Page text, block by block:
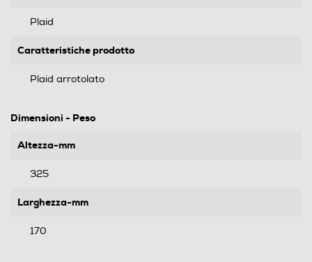
Plaid
Caratteristiche prodotto
Plaid arrotolato
Dimensioni - Peso
Altezza-mm
325
Larghezza-mm
170